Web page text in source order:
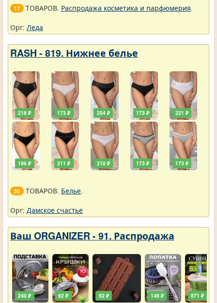
17 ТОВАРОВ. Распродажа косметика и парфюмерия.
Орг: Леда
RASH - 819. Нижнее белье
218 ₽
196 ₽
173 ₽
211 ₽
204 ₽
210 ₽
173 ₽
173 ₽
221 ₽
173 ₽
30 ТОВАРОВ. Белье.
Орг: Дамское счастье
Ваш ORGANIZER - 91. Распродажа
240 ₽ 92 ₽ 92 ₽ 148 ₽ 871 ₽